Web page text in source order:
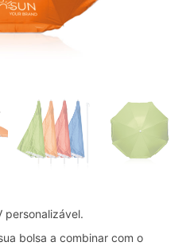
personalizável.
bolsa a combinar com o